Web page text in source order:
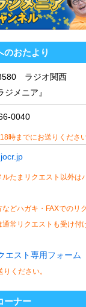
のおたより
ラジオ関西
ジメニア』
0040
時までにお送りください
たまリクエスト以外は
どハガキ・FAXでのリ
通常リクエストも受け付
エスト専用フォーム
ください。
ーナー